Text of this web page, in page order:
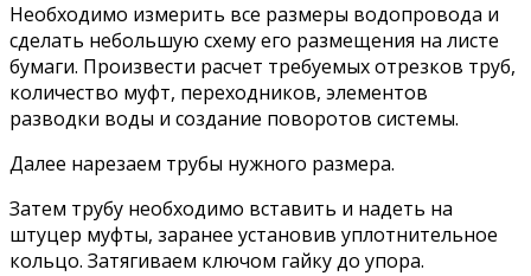
Необходимо измерить все размеры водопровода и
сделать небольшую схему его размещения на листе
бумаги. Произвести расчет требуемых отрезков труб,
количество муфт, переходников, элементов
разводки воды и создание поворотов системы.
Далее нарезаем трубы нужного размера.
Затем трубу необходимо вставить и надеть на
штуцер муфты, заранее установив уплотнительное
кольцо. Затягиваем ключом гайку до упора.